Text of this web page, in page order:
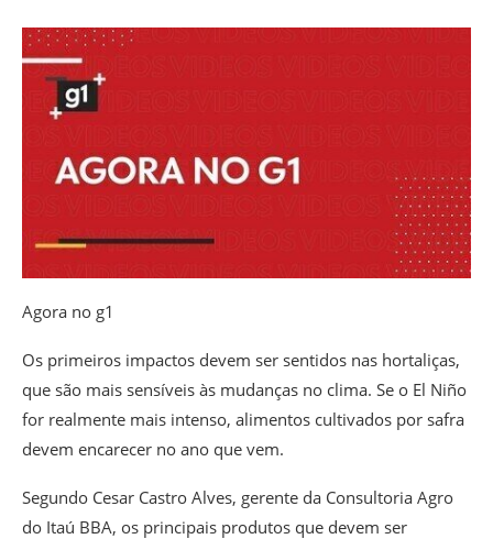
Agora no g1
Os primeiros impactos devem ser sentidos nas hortaliças,
que são mais sensíveis às mudanças no clima. Se o El Niño
for realmente mais intenso, alimentos cultivados por safra
devem encarecer no ano que vem.
Segundo Cesar Castro Alves, gerente da Consultoria Agro
do Itaú BBA, os principais produtos que devem ser